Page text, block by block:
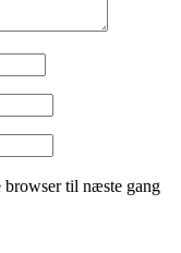
browser til næste gang